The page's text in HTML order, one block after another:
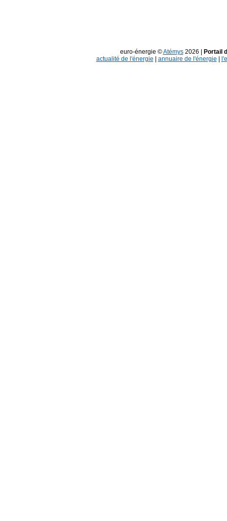
euro-énergie ©Atémys2026 |
Portail
actualité de l'énergie
annuaire de l'énergie